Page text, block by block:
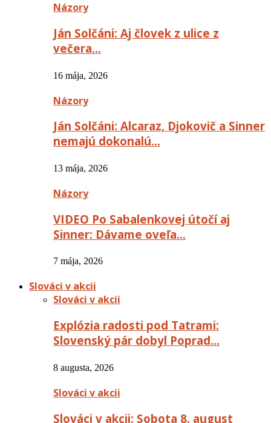
Názory
Ján Solčáni: Aj človek z ulice z
večera…
16 mája, 2026
Názory
Ján Solčáni: Alcaraz, Djokovič a Sinner
nemajú dokonalú…
13 mája, 2026
Názory
VIDEO Po Sabalenkovej útočí aj
Sinner: Dávame oveľa…
7 mája, 2026
Slováci v akcii
Slováci v akcii
Explózia radosti pod Tatrami:
Slovenský pár dobyl Poprad…
8 augusta, 2026
Slováci v akcii
Slováci v akcii: Sobota 8. august